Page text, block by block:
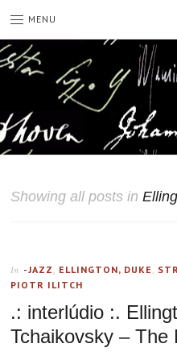
MENU
Showing all posts in
In -JAZZ , ELLINGTON, DUKE ,
PIOTR ILITCH
.: interlúdio :.
Tchaikovsky – The